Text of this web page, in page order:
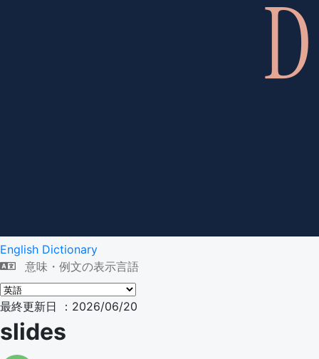
English Dictionary
意味・例文の表示言語
最終更新日 ：2026/06/20
slides